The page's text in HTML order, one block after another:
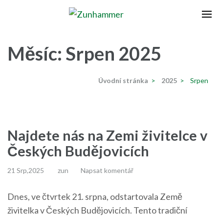
(stiskněte
Enter)
Měsíc: Srpen 2025
Úvodní stránka > 2025 > Srpen
Najdete nás na Zemi živitelce v
Českých Budějovicích
21 Srp,2025 zun Napsat komentář
Dnes, ve čtvrtek 21. srpna, odstartovala Země
živitelka v Českých Budějovicích. Tento tradiční